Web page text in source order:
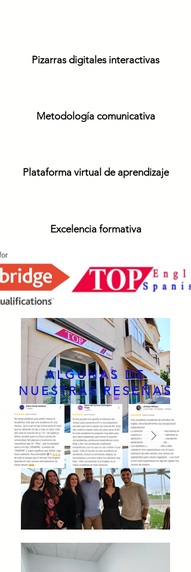
Pizarras digitales interactivas
Metodología comunicativa
Plataforma virtual de aprendizaje
Excelencia formativa
NUESTRO CENTRO
ALGUNAS DE
NUESTRAS RESEÑAS